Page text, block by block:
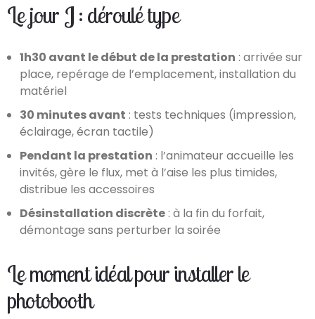
Le jour J : déroulé type
1h30 avant le début de la prestation : arrivée sur
place, repérage de l’emplacement, installation du
matériel
30 minutes avant : tests techniques (impression,
éclairage, écran tactile)
Pendant la prestation : l’animateur accueille les
invités, gère le flux, met à l’aise les plus timides,
distribue les accessoires
Désinstallation discrète : à la fin du forfait,
démontage sans perturber la soirée
Le moment idéal pour installer le
photobooth